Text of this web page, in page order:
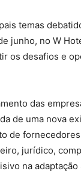
temas
junho, no W
os desafios e
das
de uma nova
de
jurídico,
na adaptação